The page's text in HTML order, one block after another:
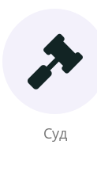
Суд